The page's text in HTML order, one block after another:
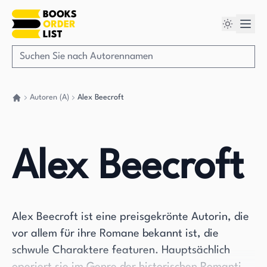
Autoren (A) Alex Beecroft
Alex Beecroft
Alex Beecroft ist eine preisgekrönte Autorin, die
vor allem für ihre Romane bekannt ist, die
schwule Charaktere featuren. Hauptsächlich